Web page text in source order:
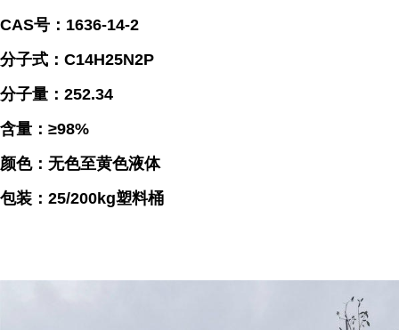
CAS号：1636-14-2
分子式：C14H25N2P
分子量：252.34
含量：≥98%
颜色：无色至黄色液体
包装：25/200kg塑料桶